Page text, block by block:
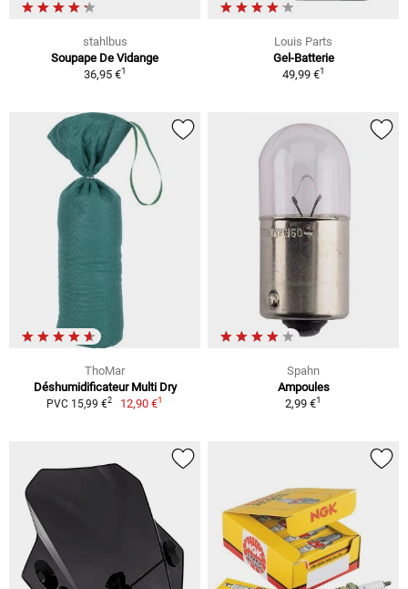
stahlbus
Soupape De Vidange
36,95 €1
Louis Parts
Gel-Batterie
49,99 €1
ThoMar
Déshumidificateur Multi Dry
PVC 15,99 €2 12,90 €1
Spahn
Ampoules
2,99 €1